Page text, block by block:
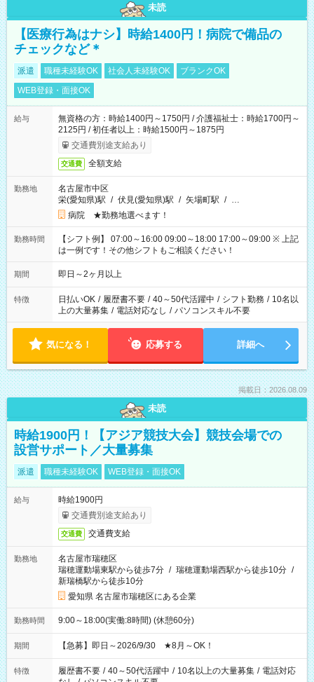
未読
【医療行為はナシ】時給1400円！病院で備品の
チェックなど＊
派遣 職種未経験OK 社会人未経験OK
ブランクOK
WEB登録・面接OK
給与
無資格の方：時給1400円～1750円 / 介護福祉士：時給1700円～
2125円 / 初任者以上：時給1500円～1875円
交通費別途支給あり
交通費 全額支給
勤務地
名古屋市中区
栄(愛知県)駅 / 伏見(愛知県)駅 / 矢場町駅 / …
病院 ★勤務地選べます！
勤務時間
【シフト例】 07:00～16:00 09:00～18:00 17:00～09:00 ※ 上記
は一例です！その他シフトもご相談ください！
期間 即日～2ヶ月以上
特徴 日払いOK / 履歴書不要 / 40～50代活躍中 / シフト勤務 / 10名以
上の大量募集 / 電話対応なし / パソコンスキル不要
気になる！ 応募する 詳細へ
掲載日：2026.08.09
未読
時給1900円！【アジア競技大会】競技会場での
設営サポート／大量募集
派遣 職種未経験OK WEB登録・面接OK
給与
時給1900円
交通費別途支給あり
交通費 交通費支給
勤務地
名古屋市瑞穂区
瑞穂運動場東駅から徒歩7分 / 瑞穂運動場西駅から徒歩10分 /
新瑞橋駅から徒歩10分
愛知県 名古屋市瑞穂区にある企業
勤務時間 9:00～18:00(実働:8時間) (休憩60分)
期間 【急募】即日～2026/9/30 ★8月～OK！
特徴 履歴書不要 / 40～50代活躍中 / 10名以上の大量募集 / 電話対応